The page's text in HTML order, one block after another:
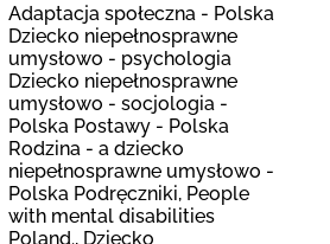
Adaptacja społeczna - Polska
Dziecko niepełnosprawne
umysłowo - psychologia
Dziecko niepełnosprawne
umysłowo - socjologia -
Polska Postawy - Polska
Rodzina - a dziecko
niepełnosprawne umysłowo -
Polska Podręczniki, People
with mental disabilities
Poland., Dziecko